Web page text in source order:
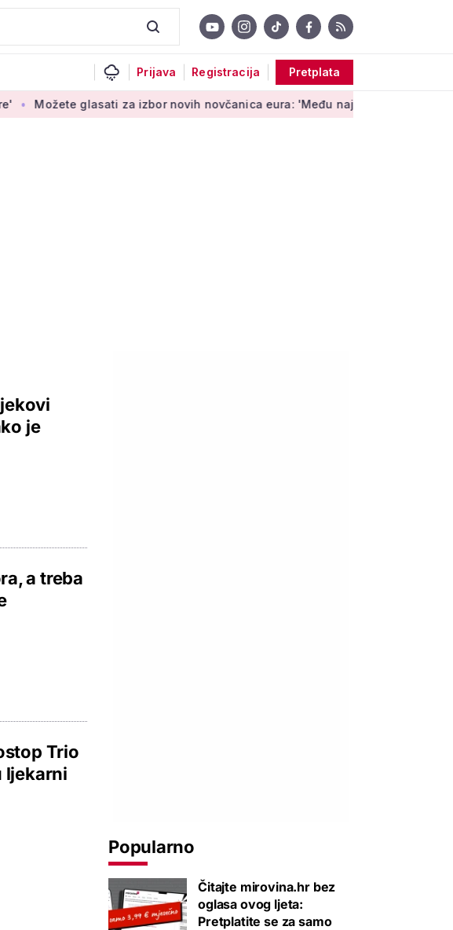
Prijava Registracija Pretplata
glasati za izbor novih novčanica eura: 'Među najopipljivijim su izrazima
je
a treba
Trio
ljekarni
Popularno
Čitajte mirovina.hr bez
oglasa ovog ljeta:
Pretplatite se za samo